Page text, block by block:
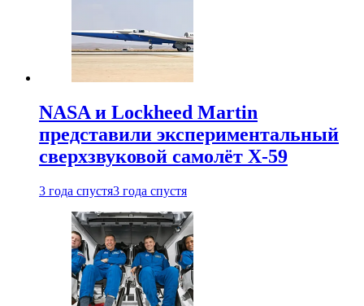
NASA и Lockheed Martin
представили экспериментальный
сверхзвуковой самолёт X-59
3 года спустя3 года спустя